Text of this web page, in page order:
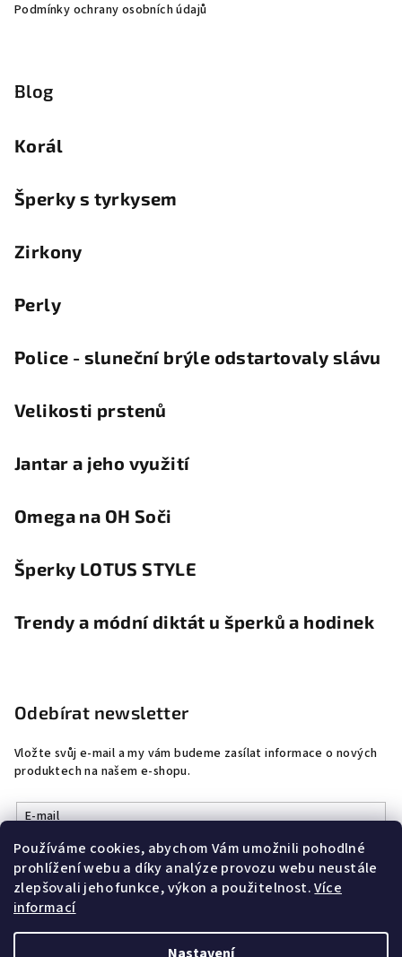
Používáme cookies, abychom Vám umožnili pohodlné
prohlížení webu a díky analýze provozu webu neustále
zlepšovali jeho funkce, výkon a použitelnost.Více
informací
Podmínky ochrany osobních údajů
Blog
Korál
Šperky s tyrkysem
Zirkony
Perly
Police - sluneční brýle odstartovaly slávu
Velikosti prstenů
Jantar a jeho využití
Omega na OH Soči
Šperky LOTUS STYLE
Trendy a módní diktát u šperků a hodinek
Odebírat newsletter
Vložte svůj e-mail a my vám budeme zasílat informace o nových
produktech na našem e-shopu.
E-mail
Vložením e-mailu souhlasíte spodmínkami ochrany osobních
údajů
Přihlásit se